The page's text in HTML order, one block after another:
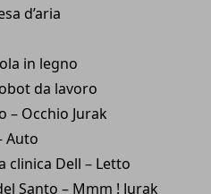
d’aria
in legno
da lavoro
– Occhio Jurak
Auto
clinica Dell – Letto
Santo – Mmm ! Jurak